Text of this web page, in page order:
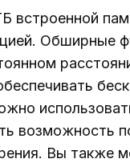
встроенной
Обширные
возможность
Вы также